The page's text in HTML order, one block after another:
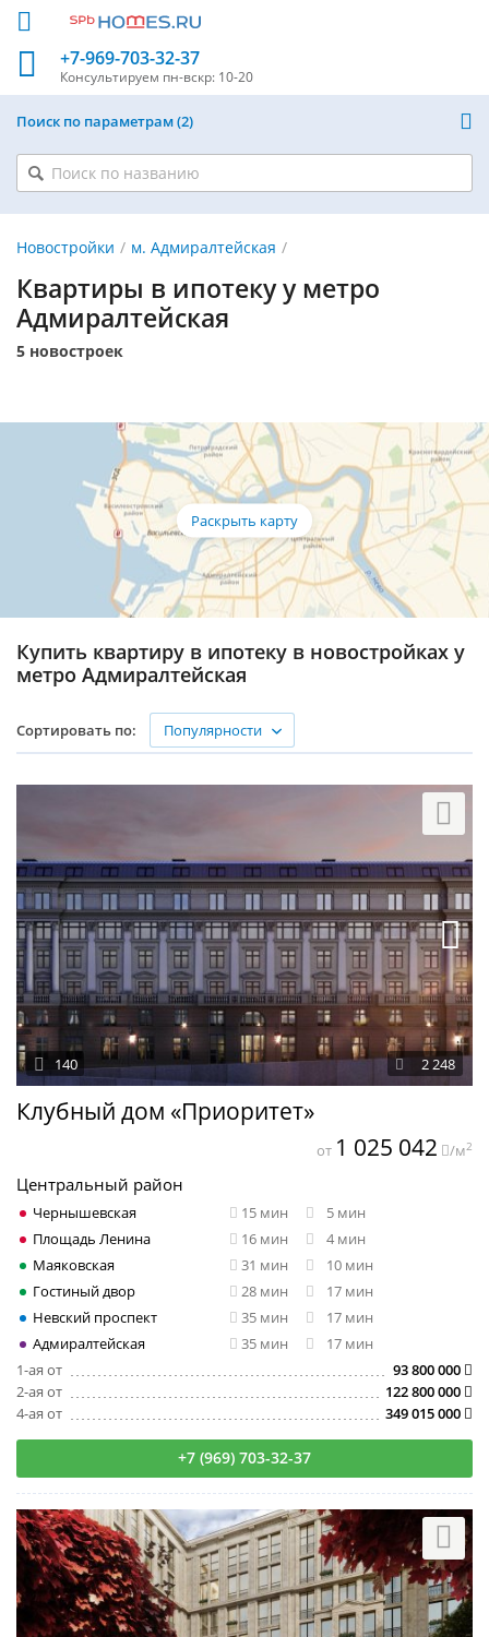
+7-969-703-32-37
Консультируем пн-вскр: 10-20
Поиск по параметрам 2
Новостройки м. Адмиралтейская
Квартиры в ипотеку у метро
Адмиралтейская
5 новостроек
Купить квартиру в ипотеку в новостройках у
метро Адмиралтейская
Сортировать по: Популярности
Клубный дом «Приоритет»
2 248
140
Центральный район
Чернышевская 15 мин
5 мин
Площадь Ленина
16 мин
4 мин
Маяковская
31 мин
10 мин
Гостиный двор
28 мин
17 мин
Невский проспект
35 мин
17 мин
Адмиралтейская
35 мин
17 мин
1-ая от
93 800 000
2-ая от
122 800 000
4-ая от
349 015 000
от 1 025 042 /м2
+7 (969) 703-32-37